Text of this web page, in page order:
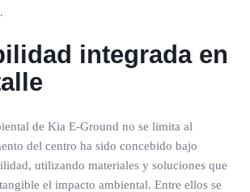
integrada en
de Kia E-Ground no se limita al
del centro ha sido concebido bajo
utilizando materiales y soluciones que
el impacto ambiental. Entre ellos se